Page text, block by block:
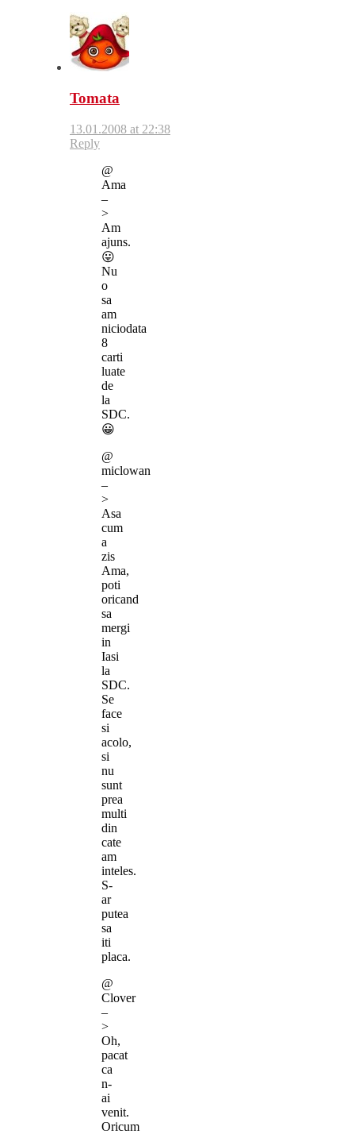
Tomata
13.01.2008 at 22:38
Reply
@
Ama
–
>
Am
ajuns.
😛
Nu
o
sa
am
niciodata
8
carti
luate
de
la
SDC.
😀
@
miclowan
–
>
Asa
cum
a
zis
Ama,
poti
oricand
sa
mergi
in
Iasi
la
SDC.
Se
face
si
acolo,
si
nu
sunt
prea
multi
din
cate
am
inteles.
S-
ar
putea
sa
iti
placa.
@
Clover
–
>
Oh,
pacat
ca
n-
ai
venit.
Oricum